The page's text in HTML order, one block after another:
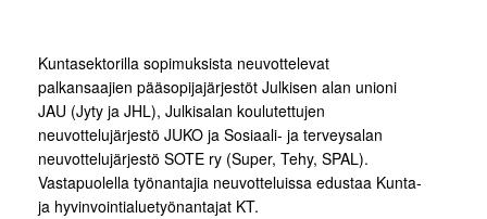
Kuntasektorilla sopimuksista neuvottelevat
palkansaajien pääsopijajärjestöt Julkisen alan unioni
JAU (Jyty ja JHL), Julkisalan koulutettujen
neuvottelujärjestö JUKO ja Sosiaali- ja terveysalan
neuvottelujärjestö SOTE ry (Super, Tehy, SPAL).
Vastapuolella työnantajia neuvotteluissa edustaa Kunta-
ja hyvinvointialuetyönantajat KT.